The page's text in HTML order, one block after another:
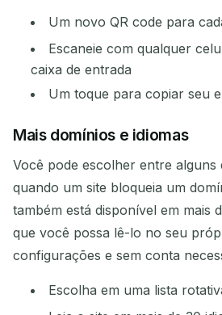
Um novo QR code para
Escaneie com qualquer
caixa de entrada
Um toque para copiar seu
Mais domínios e idiomas
Você pode escolher entre alguns
quando um site bloqueia um
também está disponível em mais
que você possa lê-lo no seu
configurações e sem conta
Escolha em uma lista